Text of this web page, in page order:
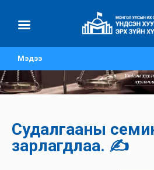
Мэдээ
Судалгааны
зарлагдлаа. ✍️